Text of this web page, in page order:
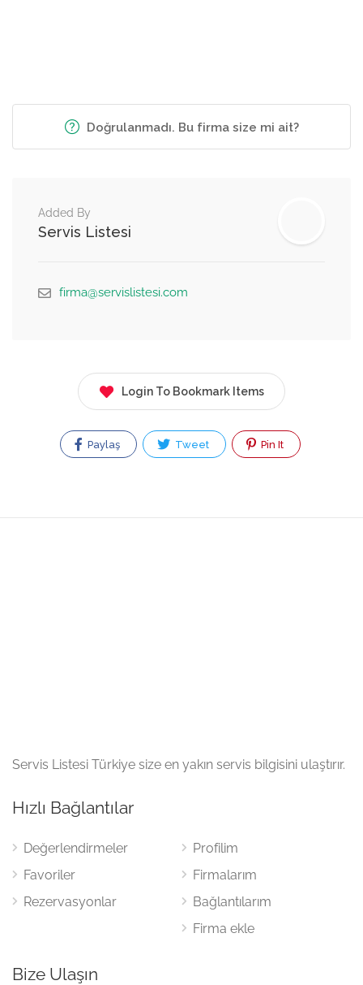
Doğrulanmadı. Bu firma size mi ait?
Added By
Servis Listesi
firma@servislistesi.com
Login To Bookmark Items
Paylaş Tweet Pin It
Servis Listesi Türkiye size en yakın servis bilgisini ulaştırır.
Hızlı Bağlantılar
Değerlendirmeler
Favoriler
Rezervasyonlar
Profilim
Firmalarım
Bağlantılarım
Firma ekle
Bize Ulaşın